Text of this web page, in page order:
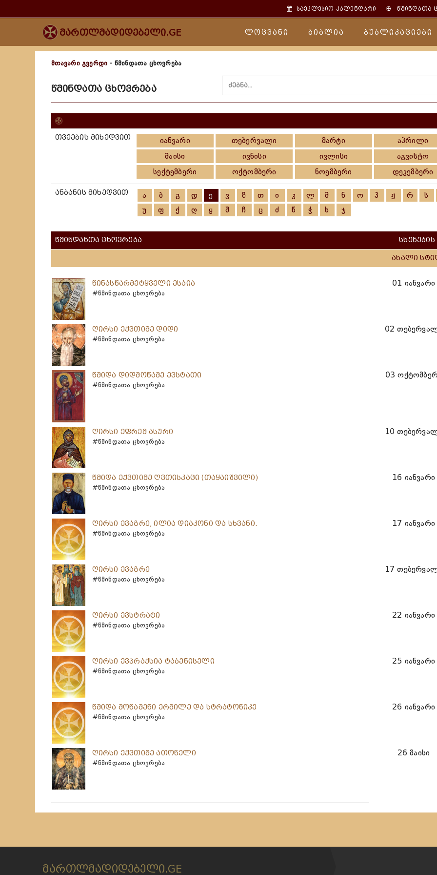
საეკლესიო კალენდარი ✠წმინდათა
მართლმადიდებელი.GE ლოცვანი ბიბლია პუბლიკაციები
მთავარი გვერდი - წმინდათა ცხოვრება
წმინდათა ცხოვრება
თვეების მიხედვით იანვარი თებერვალი მარტი
აპრილი
მაისი
ივნისი ივლისი
აგვისტო
სექტემბერი
ოქტომბერი ნოემბერი დეკემბერი
ანბანის მიხედვით ა ბ გ დ ე ვ ზ თ ი კ ლ მ ნ ო პ ჟ რ
ს
უ
ფ ქ ღ ყ შ ჩ ც ძ წ ჭ ხ ჯ
წმინდანთა ცხოვრება
ახალი
წინასწარმეტყველი ესაია
#წმინდათა ცხოვრება
01 იანვარი
ღირსი ექვთიმე დიდი
#წმინდათა ცხოვრება
02
წმიდა დიდმოწამე ევსტათი
#წმინდათა ცხოვრება
03
ღირსი ეფრემ ასური
#წმინდათა ცხოვრება
10
წმიდა ექვთიმე ღვთისკაცი (თაყაიშვილი)
#წმინდათა ცხოვრება
16 იანვარი
ღირსი ევაგრე, ილია დიაკონი და სხვანი.
#წმინდათა ცხოვრება
17 იანვარი
ღირსი ევაგრე
#წმინდათა ცხოვრება
17
ღირსი ევსტრატი
#წმინდათა ცხოვრება
22 იანვარი
ღირსი ევპრაქსია ტაბენისელი
#წმინდათა ცხოვრება
25 იანვარი
წმიდა მოწამენი ერმილე და სტრატონიკე
#წმინდათა ცხოვრება
26 იანვარი
ღირსი ექვთიმე ათონელი
#წმინდათა ცხოვრება
26 მაისი
მართლმადიდებელი.GE